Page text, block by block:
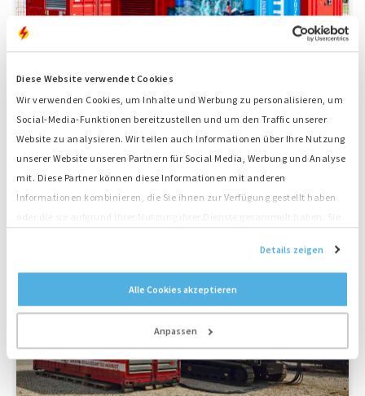
Diese Website verwendet Cookies
Wir verwenden Cookies, um Inhalte und Werbung zu personalisieren, um
Social-Media-Funktionen bereitzustellen und um den Traffic unserer
Website zu analysieren. Wir teilen auch Informationen über Ihre Nutzung
unserer Website unseren Partnern für Social Media, Werbung und Analyse
mit. Diese Partner können diese Informationen mit anderen
Informationen kombinieren, die Sie ihnen zur Verfügung gestellt haben
Details zeigen
Alle Cookies akzeptieren
Anpassen
Mit der Big Battery Box steht jetzt auch
ortsungebunden ein großer Stromspeicher
zur Verfügung